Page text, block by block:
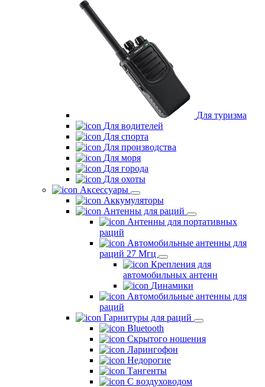
Для туризма
Для водителей
Для спорта
Для производства
Для моря
Для города
Для охоты
Аксессуары
Аккумуляторы
Антенны для раций
Антенны для портативных
раций
Автомобильные антенны для
раций 27 Мгц
Крепления для
автомобильных антенн
Динамики
Автомобильные антенны для
раций
Гарнитуры для раций
Bluetooth
Скрытого ношения
Ларингофон
Недорогие
Тангенты
С воздуховодом